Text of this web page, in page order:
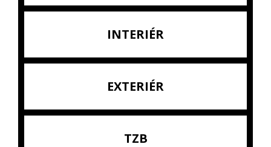
INTERIÉR
EXTERIÉR
TZB